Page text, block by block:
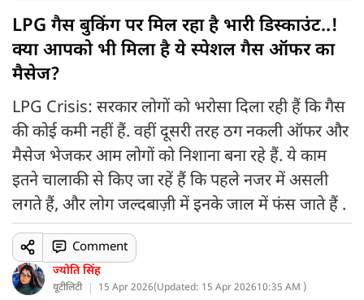
LPG गैस बुकिंग पर मिल रहा है भारी डिस्काउंट..!
क्या आपको भी मिला है ये स्पेशल गैस ऑफर का
मैसेज?
LPG Crisis: सरकार लोगों को भरोसा दिला रही हैं कि गैस
की कोई कमी नहीं हैं. वहीं दूसरी तरह ठग नकली ऑफर और
मैसेज भेजकर आम लोगों को निशाना बना रहे हैं. ये काम
इतने चालाकी से किए जा रहें हैं कि पहले नजर में असली
लगते हैं, और लोग जल्दबाज़ी में इनके जाल में फंस जाते हैं .
ज्योति सिंह
यूटीलिटी 15 Apr 2026(Updated: 15 Apr 202610:35 AM )
Comment